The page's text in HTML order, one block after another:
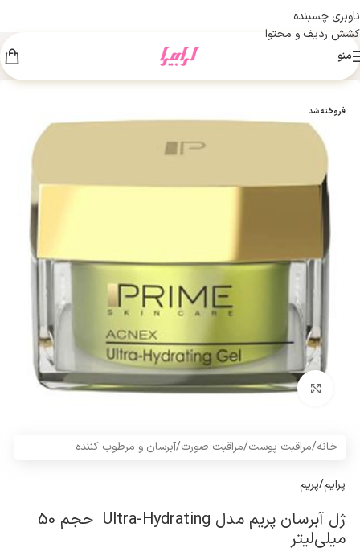
ناوبری چسبنده
کشش ردیف و محتوا
منو
فروخته شد
برای بزرگنمایی کلیک کنید
خانه/مراقبت پوست/مراقبت صورت/آبرسان و مرطوب کننده
پرایم/پریم
ژل آبرسان پریم مدل Ultra-Hydrating حجم 50
میلی‌لیتر